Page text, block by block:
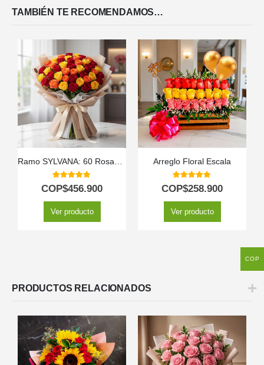
TAMBIÉN TE RECOMENDAMOS…
5.00out of 5
COP$456.900
Ver producto
Arreglo Floral Escala
5.00out of 5
COP$258.900
Ver producto
PRODUCTOS RELACIONADOS
COP